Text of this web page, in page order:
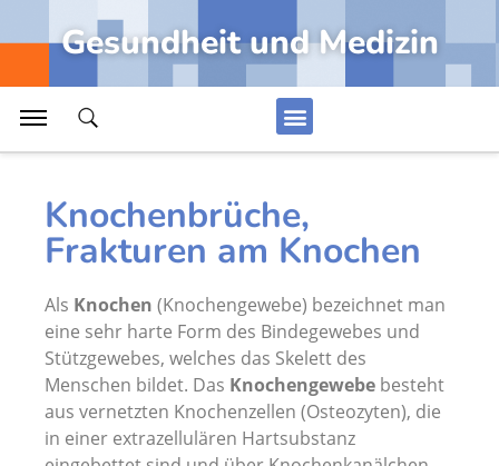
Gesundheit und Medizin
Erkrankungen Geschlechtsorgane Frau
Morbus Crohn, Erkrankungen in Darm
Darm, Dünndarm und Dickdarm
Rücken, Wirbelsäule und Rückenmuskeln
Medizin
Blut, Blutbildung und Blutbestandteile
Leiste, Leistenregion, Leistengegend
Erkrankung Fuß, Arthrose Sprunggelenk
Kopf, topographische Übersicht der Organe
Knochenbrüche,
Frakturen am Knochen
Als Knochen (Knochengewebe) bezeichnet man
eine sehr harte Form des Bindegewebes und
Stützgewebes, welches das Skelett des
Menschen bildet. Das Knochengewebe besteht
aus vernetzten Knochenzellen (Osteozyten), die
in einer extrazellulären Hartsubstanz